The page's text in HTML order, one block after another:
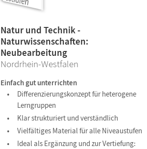
Natur und Technik -
Naturwissenschaften:
Neubearbeitung
Nordrhein-Westfalen
Einfach gut unterrichten
Differenzierungskonzept für heterogene
Lerngruppen
Klar strukturiert und verständlich
Vielfältiges Material für alle Niveaustufen
Ideal als Ergänzung und zur Vertiefung: